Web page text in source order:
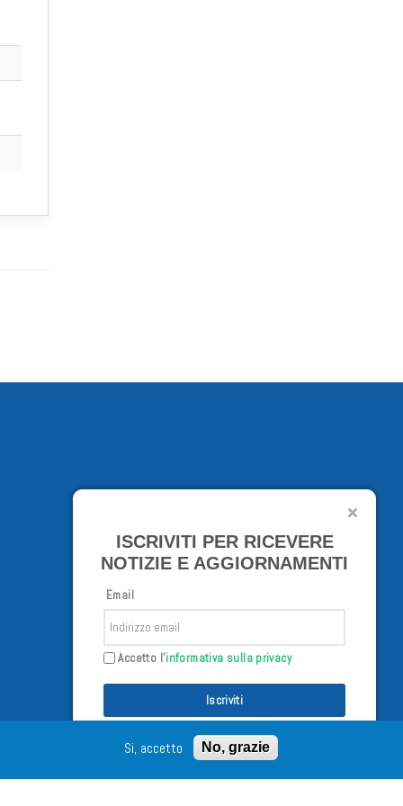
23/02/98 - Tutti i diritti riservati
ISCRIVITI PER RICEVERE
NOTIZIE E AGGIORNAMENTI
Email
Accetto l'informativa sulla privacy
Iscriviti
Si, accetto No, grazie